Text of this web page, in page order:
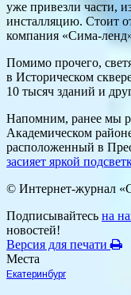
уже привезли части,
инсталляцию. Стоит
компания «Сима-
Помимо прочего,
в Историческом
10 тысяч зданий и
Напомним, ранее мы
Академическом
расположенный в
засияет яркой
© Интернет-журнал
Подписывайтесь на
новостей!
Версия для печати
Места
Екатеринбург